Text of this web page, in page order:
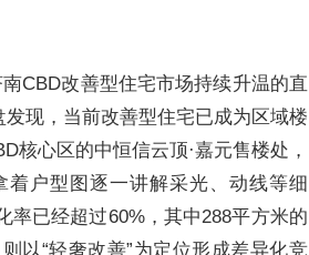
CBD改善型住宅市场持续升温的直
现，当前改善型住宅已成为区域楼
核心区的中恒信云顶·嘉元售楼处，
户型图逐一讲解采光、动线等细
已经超过60%，其中288平方米的
以“轻奢改善”为定位形成差异化竞